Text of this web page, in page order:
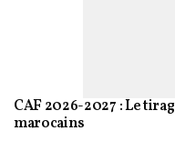
CAF 2026-2027 : Le
marocains